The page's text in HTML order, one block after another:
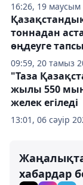
16:26, 19 маусым
09:59, 20 тамыз
тоннадан
өңдеуге
13:01, 06 сәуір
"Таза
жылы 550
желек егіледі
хабардар